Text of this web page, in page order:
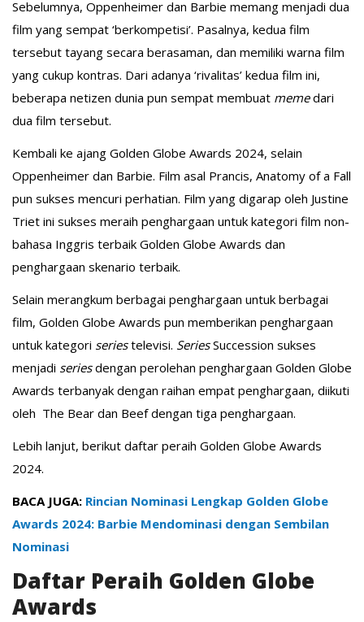
Sebelumnya, Oppenheimer dan Barbie memang menjadi dua
film yang sempat ‘berkompetisi’. Pasalnya, kedua film
tersebut tayang secara berasaman, dan memiliki warna film
yang cukup kontras. Dari adanya ‘rivalitas’ kedua film ini,
beberapa netizen dunia pun sempat membuat memedari
dua film tersebut.
Kembali ke ajang Golden Globe Awards 2024, selain
Oppenheimer dan Barbie. Film asal Prancis, Anatomy of a Fall
pun sukses mencuri perhatian. Film yang digarap oleh Justine
Triet ini sukses meraih penghargaan untuk kategori film non-
bahasa Inggris terbaik Golden Globe Awards dan
penghargaan skenario terbaik.
Selain merangkum berbagai penghargaan untuk berbagai
film, Golden Globe Awards pun memberikan penghargaan
untuk kategori seriestelevisi. SeriesSuccession sukses
menjadi seriesdengan perolehan penghargaan Golden Globe
Awards terbanyak dengan raihan empat penghargaan, diikuti
oleh The Bear dan Beef dengan tiga penghargaan.
Lebih lanjut, berikut daftar peraih Golden Globe Awards
2024.
BACA JUGA: Rincian Nominasi Lengkap Golden Globe
Awards 2024: Barbie Mendominasi dengan Sembilan
Nominasi
Daftar Peraih Golden Globe
Awards